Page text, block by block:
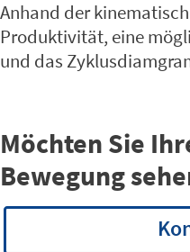
Anhand der
Produktivität, eine
und das
Möchten Sie
Bewegung